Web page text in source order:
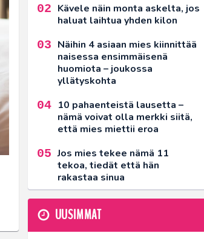
Kävele näin monta askelta, jos
haluat laihtua yhden kilon
Näihin 4 asiaan mies kiinnittää
naisessa ensimmäisenä
huomiota – joukossa
yllätyskohta
10 pahaenteistä lausetta –
nämä voivat olla merkki siitä,
että mies miettii eroa
Jos mies tekee nämä 11
tekoa, tiedät että hän
rakastaa sinua
UUSIMMAT